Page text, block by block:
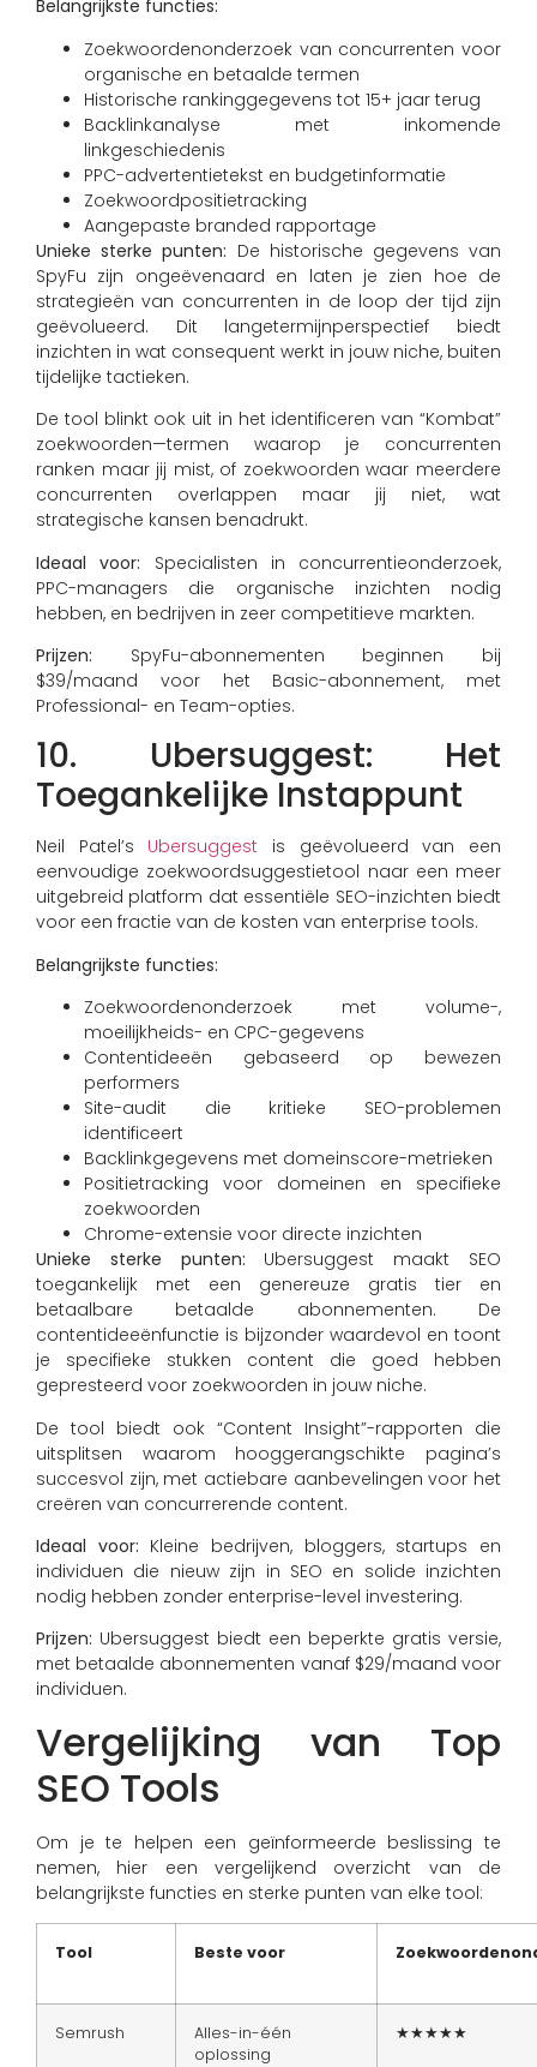
Belangrijkste functies:
Zoekwoordenonderzoek van concurrenten voor
organische en betaalde termen
Historische rankinggegevens tot 15+ jaar terug
Backlinkanalyse met inkomende
linkgeschiedenis
PPC-advertentietekst en budgetinformatie
Zoekwoordpositietracking
Aangepaste branded rapportage
Unieke sterke punten: De historische gegevens van
SpyFu zijn ongeëvenaard en laten je zien hoe de
strategieën van concurrenten in de loop der tijd zijn
geëvolueerd. Dit langetermijnperspectief biedt
inzichten in wat consequent werkt in jouw niche, buiten
tijdelijke tactieken.
De tool blinkt ook uit in het identificeren van “Kombat”
zoekwoorden—termen waarop je concurrenten
ranken maar jij mist, of zoekwoorden waar meerdere
concurrenten overlappen maar jij niet, wat
strategische kansen benadrukt.
Ideaal voor: Specialisten in concurrentieonderzoek,
PPC-managers die organische inzichten nodig
hebben, en bedrijven in zeer competitieve markten.
Prijzen: SpyFu-abonnementen beginnen bij
$39/maand voor het Basic-abonnement, met
Professional- en Team-opties.
10. Ubersuggest: Het
Toegankelijke Instappunt
Neil Patel’s Ubersuggest is geëvolueerd van een
eenvoudige zoekwoordsuggestietool naar een meer
uitgebreid platform dat essentiële SEO-inzichten biedt
voor een fractie van de kosten van enterprise tools.
Belangrijkste functies:
Zoekwoordenonderzoek met volume-,
moeilijkheids- en CPC-gegevens
Contentideeën gebaseerd op bewezen
performers
Site-audit die kritieke SEO-problemen
identificeert
Backlinkgegevens met domeinscore-metrieken
Positietracking voor domeinen en specifieke
zoekwoorden
Chrome-extensie voor directe inzichten
Unieke sterke punten: Ubersuggest maakt SEO
toegankelijk met een genereuze gratis tier en
betaalbare betaalde abonnementen. De
contentideeënfunctie is bijzonder waardevol en toont
je specifieke stukken content die goed hebben
gepresteerd voor zoekwoorden in jouw niche.
De tool biedt ook “Content Insight”-rapporten die
uitsplitsen waarom hooggerangschikte pagina’s
succesvol zijn, met actiebare aanbevelingen voor het
creëren van concurrerende content.
Ideaal voor: Kleine bedrijven, bloggers, startups en
individuen die nieuw zijn in SEO en solide inzichten
nodig hebben zonder enterprise-level investering.
Prijzen: Ubersuggest biedt een beperkte gratis versie,
met betaalde abonnementen vanaf $29/maand voor
individuen.
Vergelijking van Top
SEO Tools
Om je te helpen een geïnformeerde beslissing te
nemen, hier een vergelijkend overzicht van de
belangrijkste functies en sterke punten van elke tool:
Tool Beste voor
Semrush
Alles-in-één
oplossing
★★★★★